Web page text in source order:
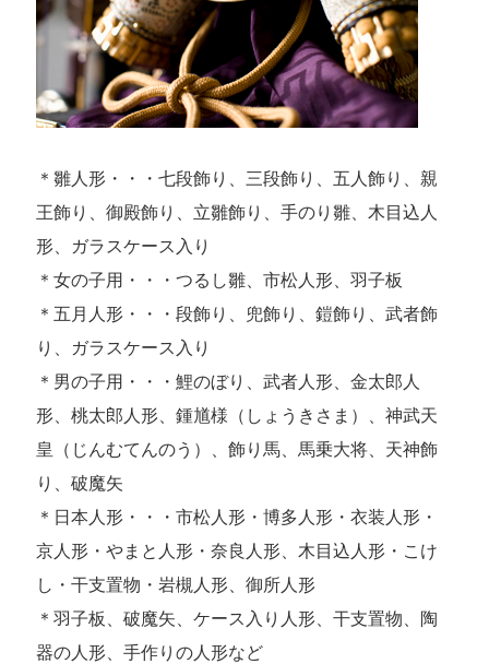
＊雛人形・・・七段飾り、三段飾り、五人飾り、親
王飾り、御殿飾り、立雛飾り、手のり雛、木目込人
形、ガラスケース入り
＊女の子用・・・つるし雛、市松人形、羽子板
＊五月人形・・・段飾り、兜飾り、鎧飾り、武者飾
り、ガラスケース入り
＊男の子用・・・鯉のぼり、武者人形、金太郎人
形、桃太郎人形、鍾馗様（しょうきさま）、神武天
皇（じんむてんのう）、飾り馬、馬乗大将、天神飾
り、破魔矢
＊日本人形・・・市松人形・博多人形・衣装人形・
京人形・やまと人形・奈良人形、木目込人形・こけ
し・干支置物・岩槻人形、御所人形
＊羽子板、破魔矢、ケース入り人形、干支置物、陶
器の人形、手作りの人形など